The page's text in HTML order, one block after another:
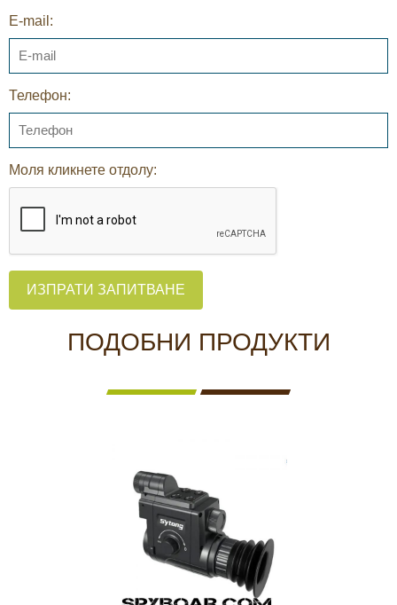
E-mail:
Телефон:
Моля кликнете отдолу:
ИЗПРАТИ ЗАПИТВАНЕ
ПОДОБНИ ПРОДУКТИ